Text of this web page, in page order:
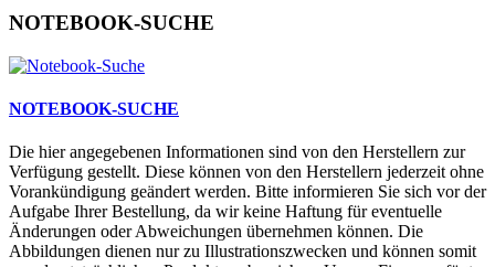
NOTEBOOK-SUCHE
NOTEBOOK-SUCHE
Die hier angegebenen Informationen sind von den Herstellern zur
Verfügung gestellt. Diese können von den Herstellern jederzeit ohne
Vorankündigung geändert werden. Bitte informieren Sie sich vor der
Aufgabe Ihrer Bestellung, da wir keine Haftung für eventuelle
Änderungen oder Abweichungen übernehmen können. Die
Abbildungen dienen nur zu Illustrationszwecken und können somit